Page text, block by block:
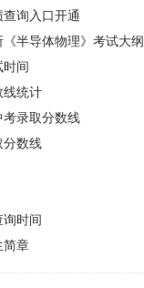
询入口开通
半导体物理》考试大纲
时间
线统计
录取分数线
分数线
时间
简章